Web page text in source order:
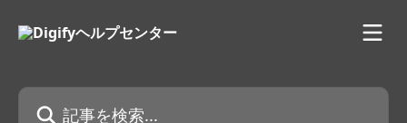
記事を検索...